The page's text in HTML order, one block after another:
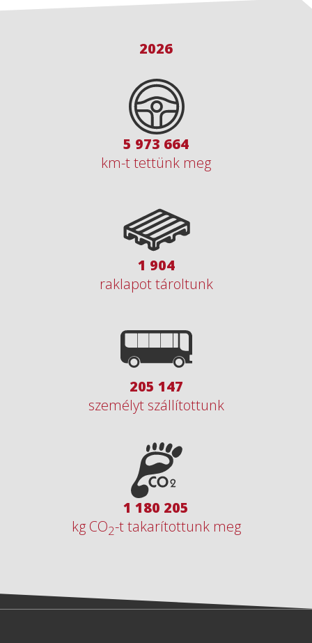
2026
8 631 066
km-t tettünk meg
2 751
raklapot tároltunk
296 744
személyt szállítottunk
1 707 160
kg CO2-t takarítottunk meg